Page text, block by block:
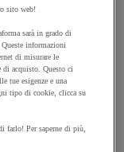
deviazione delle
sito web!
sarà in grado di
informazioni
di misurare le
di acquisto. Questo ci
tue esigenze e una
tipo di cookie, clicca su
farlo! Per saperne di più,